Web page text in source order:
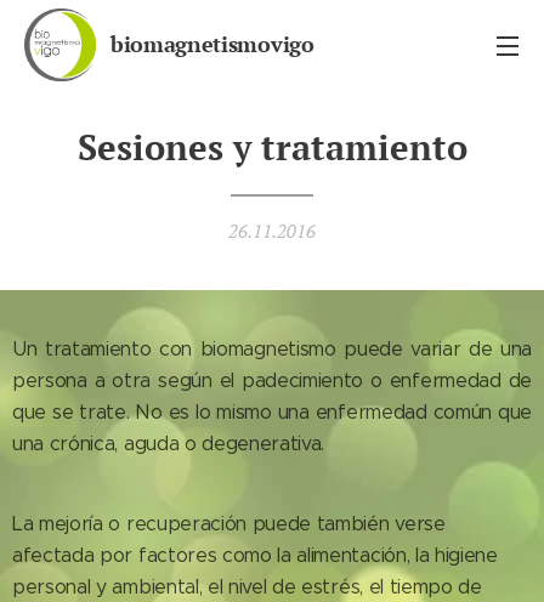
biomagnetismovigo
Sesiones y tratamiento
26.11.2016
Un tratamiento con biomagnetismo puede variar de una
persona a otra según el padecimiento o enfermedad de
que se trate. No es lo mismo una enfermedad común que
una crónica, aguda o degenerativa.
La mejoría o recuperación puede también verse
afectada por factores como la alimentación, la higiene
personal y ambiental, el nivel de estrés, el tiempo de